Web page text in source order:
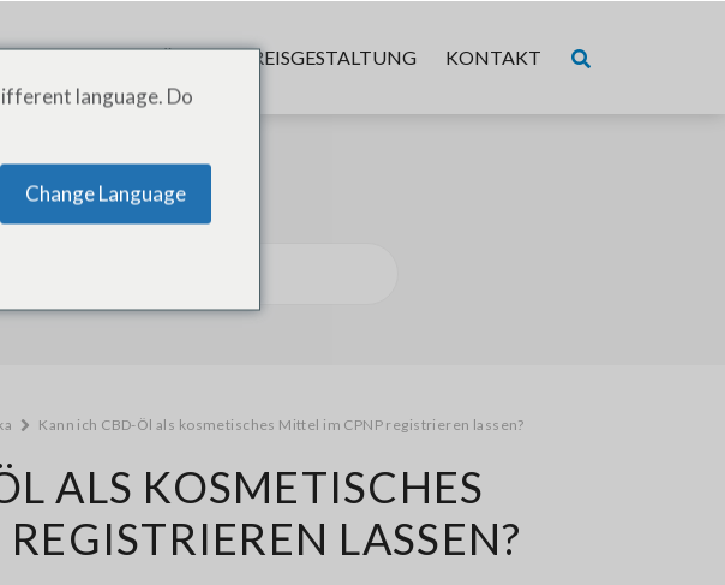
AKADEMIE ÜBER PREISGESTALTUNG KONTAKT
Kann ich CBD-Öl als kosmetisches Mittel im CPNP registrieren lassen?
ALS KOSMETISCHES
LASSEN?
language. Do
Change Language